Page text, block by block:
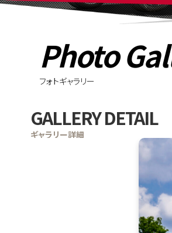
Photo
フォトギャラリー
GALLERY DETAIL
ギャラリー詳細